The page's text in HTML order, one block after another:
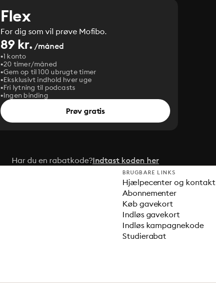
Flex
For dig som vil prøve Mofibo.
89 kr. /måned
1 konto
20 timer/måned
Gem op til 100 ubrugte timer
Eksklusivt indhold hver uge
Fri lytning til podcasts
Ingen binding
Prøv gratis
Har du en rabatkode?Indtast koden her
BRUGBARE LINKS
Hjælpecenter og kontakt
Abonnementer
Køb gavekort
Indløs gavekort
Indløs kampagnekode
Studierabat